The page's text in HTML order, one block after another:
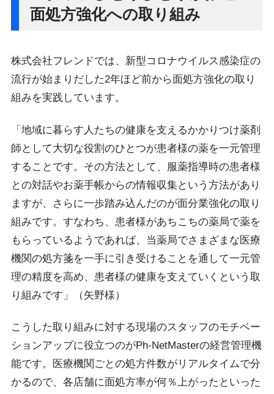
面処方強化への取り組み
株式会社フレンドでは、新型コロナウイルス感染症の
流行が始まりだした2年ほど前から面処方強化の取り
組みを実践しています。
「地域に暮らす人たちの健康を支えるかかりつけ薬剤
師として大切な役割のひとつが患者様の薬を一元管理
することです。その方法として、服薬指導時の患者様
との対話やお薬手帳からの情報収集という方法があり
ますが、さらに一歩踏み込んだのが面分業強化の取り
組みです。すなわち、患者様があちこちの薬局で薬を
もらっているようであれば、当薬局でさまざまな医療
機関の処方箋を一手に引き受けることを通して一元管
理の精度を高め、患者様の健康を支えていくという取
り組みです」（矢野様）
こうした取り組みに対する現場のスタッフのモチベー
ションアップに役立つのがPh-NetMasterの経営管理機
能です。医療機関ごとの処方件数がリアルタイムで分
かるので、各店舗に面処方率が何％上がったといった